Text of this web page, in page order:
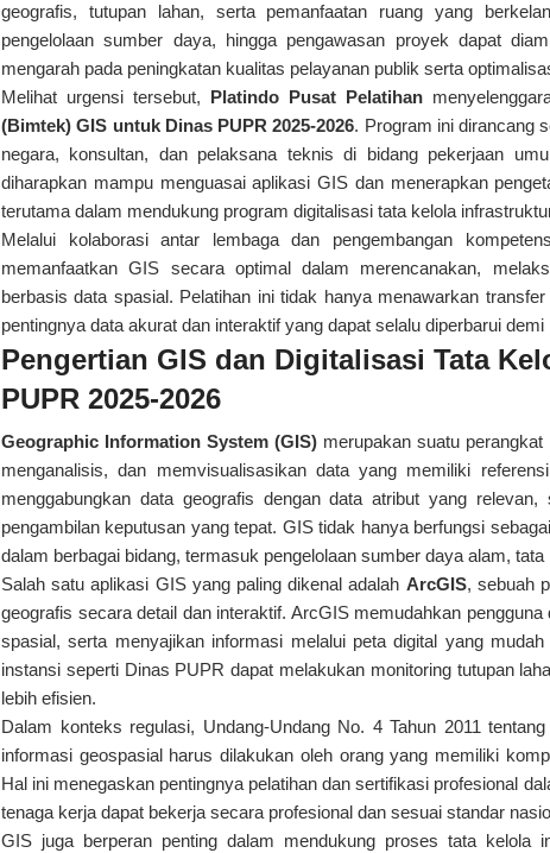
geografis, tutupan lahan, serta pemanfaatan ruang yang
pengelolaan sumber daya, hingga pengawasan proyek dapat
mengarah pada peningkatan kualitas pelayanan publik serta
Melihat urgensi tersebut, Platindo Pusat Pelatihan
(Bimtek) GIS untuk Dinas PUPR 2025-2026. Program ini dirancang
negara, konsultan, dan pelaksana teknis di bidang pekerjaan
diharapkan mampu menguasai aplikasi GIS dan menerapkan
terutama dalam mendukung program digitalisasi tata kelola
Melalui kolaborasi antar lembaga dan pengembangan
memanfaatkan GIS secara optimal dalam merencanakan,
berbasis data spasial. Pelatihan ini tidak hanya menawarkan
pentingnya data akurat dan interaktif yang dapat selalu diperbarui
Pengertian GIS dan Digitalisasi Tata
PUPR 2025-2026
Geographic Information System (GIS) merupakan suatu
menganalisis, dan memvisualisasikan data yang memiliki
menggabungkan data geografis dengan data atribut yang
pengambilan keputusan yang tepat. GIS tidak hanya berfungsi
dalam berbagai bidang, termasuk pengelolaan sumber daya alam,
Salah satu aplikasi GIS yang paling dikenal adalah ArcGIS, sebuah
geografis secara detail dan interaktif. ArcGIS memudahkan
spasial, serta menyajikan informasi melalui peta digital yang
instansi seperti Dinas PUPR dapat melakukan monitoring tutupan
lebih efisien.
Dalam konteks regulasi, Undang-Undang No. 4 Tahun 2011
informasi geospasial harus dilakukan oleh orang yang memiliki
Hal ini menegaskan pentingnya pelatihan dan sertifikasi profesional
tenaga kerja dapat bekerja secara profesional dan sesuai standar
GIS juga berperan penting dalam mendukung proses tata kelola